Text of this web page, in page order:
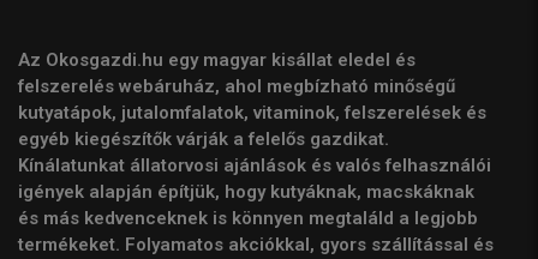
Az Okosgazdi.hu egy magyar kisállat eledel és
felszerelés webáruház, ahol megbízható minőségű
kutyatápok, jutalomfalatok, vitaminok, felszerelések és
egyéb kiegészítők várják a felelős gazdikat.
Kínálatunkat állatorvosi ajánlások és valós felhasználói
igények alapján építjük, hogy kutyáknak, macskáknak
és más kedvenceknek is könnyen megtaláld a legjobb
termékeket. Folyamatos akciókkal, gyors szállítással és